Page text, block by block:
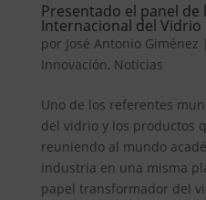
Presentado el panel de
Internacional del Vidrio
por José Antonio Giménez |
Innovación, Noticias
Uno de los referentes
del vidrio y los productos
reuniendo al mundo
industria en una misma
papel transformador del